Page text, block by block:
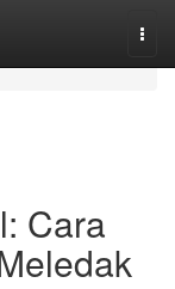
Cara